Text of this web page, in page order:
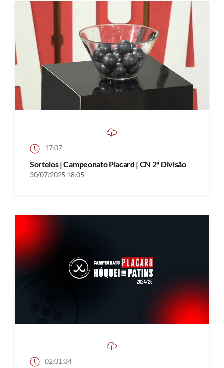
17:07
Sorteios | Campeonato Placard | CN 2ª Divisão
30/07/2025 18:05
02:01:34